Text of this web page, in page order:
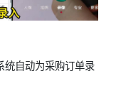
统自动为采购订单录